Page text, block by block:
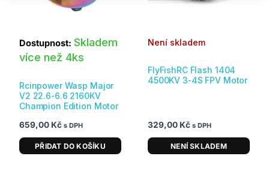
Dostupnost: Skladem
více než 4ks
Rcinpower Wasp Major
V2 22.6-6.6 2160KV
Champion Edition Motor
659,00 Kč s DPH
PŘIDAT DO KOŠÍKU
Není skladem
FlyFishRC Flash 1404
4500KV 3-4S FPV Motor
329,00 Kč s DPH
NENÍ SKLADEM